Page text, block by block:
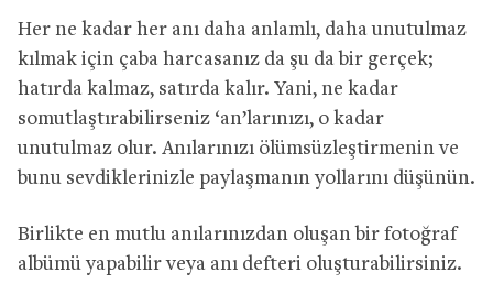
Her ne kadar her anı daha anlamlı, daha unutulmaz
kılmak için çaba harcasanız da şu da bir gerçek;
hatırda kalmaz, satırda kalır. Yani, ne kadar
somutlaştırabilirseniz ‘an’larınızı, o kadar
unutulmaz olur. Anılarınızı ölümsüzleştirmenin ve
bunu sevdiklerinizle paylaşmanın yollarını düşünün.
Birlikte en mutlu anılarınızdan oluşan bir fotoğraf
albümü yapabilir veya anı defteri oluşturabilirsiniz.